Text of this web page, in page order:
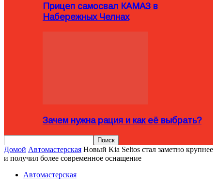
Прицеп самосвал КАМАЗ в
Набережных Челнах
Зачем нужна рация и как её выбрать?
Домой Автомастерская Новый Kia Seltos стал заметно крупнее
и получил более современное оснащение
Автомастерская